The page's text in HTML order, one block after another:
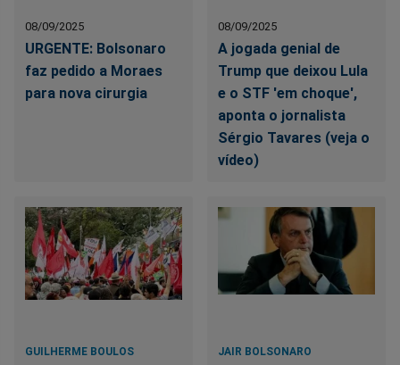
08/09/2025
URGENTE: Bolsonaro
faz pedido a Moraes
para nova cirurgia
08/09/2025
A jogada genial de
Trump que deixou Lula
e o STF 'em choque',
aponta o jornalista
Sérgio Tavares (veja o
vídeo)
GUILHERME BOULOS JAIR BOLSONARO